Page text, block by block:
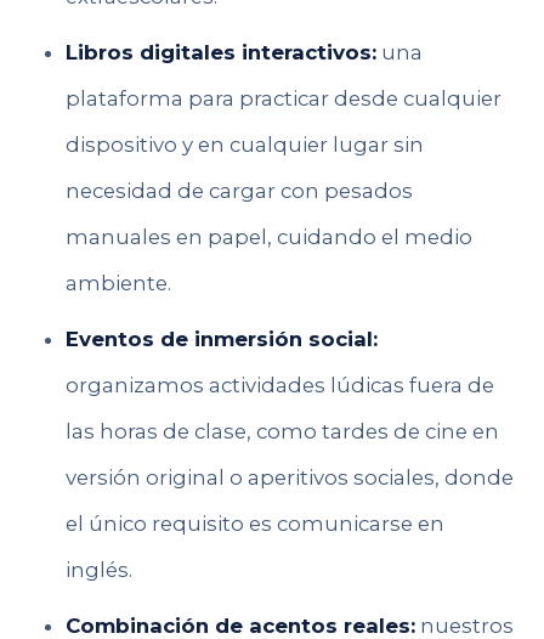
Libros digitales interactivos: una
plataforma para practicar desde cualquier
dispositivo y en cualquier lugar sin
necesidad de cargar con pesados
manuales en papel, cuidando el medio
ambiente.
Eventos de inmersión social:
organizamos actividades lúdicas fuera de
las horas de clase, como tardes de cine en
versión original o aperitivos sociales, donde
el único requisito es comunicarse en
inglés.
Combinación de acentos reales: nuestros